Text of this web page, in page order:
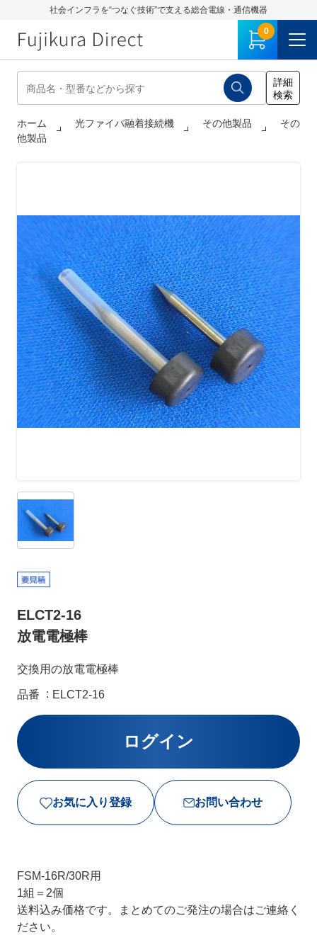
社会インフラを“つなぐ技術”で支える総合電線・通信機器
0
ホーム 光ファイバ融着接続機 その他製品
その
他製品
ELCT2-16
放電電極棒
交換用の放電電極棒
品番 ELCT2-16
お気に入り登録 お問い合わせ
FSM-16R/30R用
1組＝2個
送料込み価格です。まとめてのご発注の場合はご連絡く
ださい。